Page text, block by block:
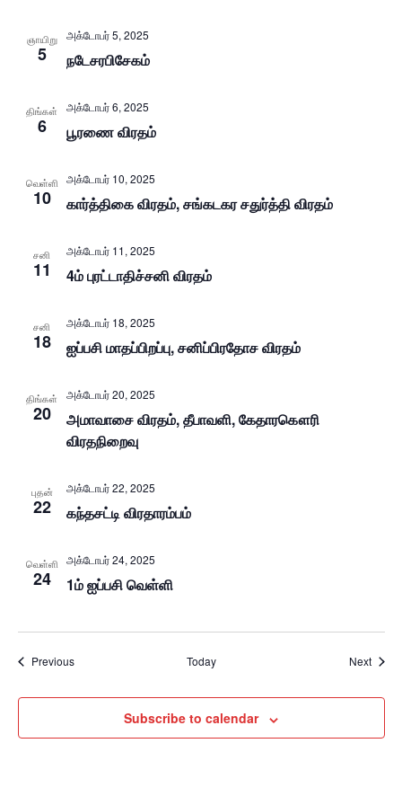
ஞாயிறு
5 நடேசரபிசேகம்
அக்டோபர் 5, 2025
திங்கள்
6 பூரணை விரதம்
அக்டோபர் 6, 2025
வெள்ளி
10 கார்த்திகை விரதம், சங்கடகர சதுர்த்தி விரதம்
அக்டோபர் 10, 2025
சனி
11 4ம் புரட்டாதிச்சனி விரதம்
அக்டோபர் 11, 2025
சனி
18 ஐப்பசி மாதப்பிறப்பு, சனிப்பிரதோச விரதம்
அக்டோபர் 18, 2025
திங்கள்
20
அமாவாசை விரதம், தீபாவளி, கேதாரகௌரி
விரதநிறைவு
அக்டோபர் 20, 2025
புதன்
22 கந்தசட்டி விரதாரம்பம்
அக்டோபர் 22, 2025
வெள்ளி
24 1ம் ஐப்பசி வெள்ளி
அக்டோபர் 24, 2025
PreviousEvents Today Next
Subscribe to calendar